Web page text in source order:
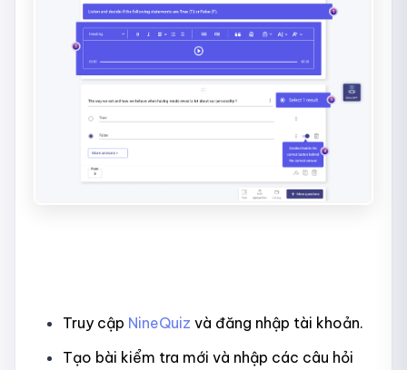
Truy cập NineQuiz và đăng nhập tài khoản.​
Tạo bài kiểm tra mới và nhập các câu hỏi